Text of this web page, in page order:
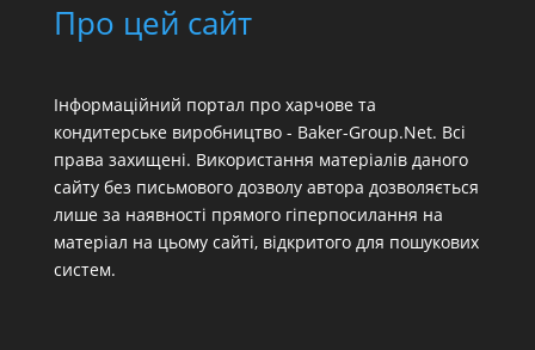
Про цей сайт
Інформаційний портал про харчове та
кондитерське виробництво - Baker-Group.Net. Всі
права захищені. Використання матеріалів даного
сайту без письмового дозволу автора дозволяється
лише за наявності прямого гіперпосилання на
матеріал на цьому сайті, відкритого для пошукових
систем.